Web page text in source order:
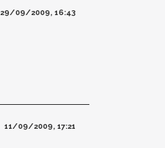
29/09/2009, 16:43
11/09/2009, 17:21